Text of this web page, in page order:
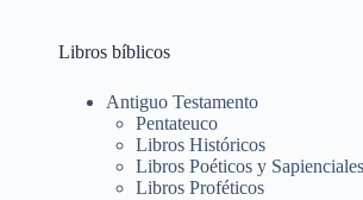
Libros bíblicos
Antiguo Testamento
Pentateuco
Libros Históricos
Libros Poéticos y Sapienciales
Libros Proféticos